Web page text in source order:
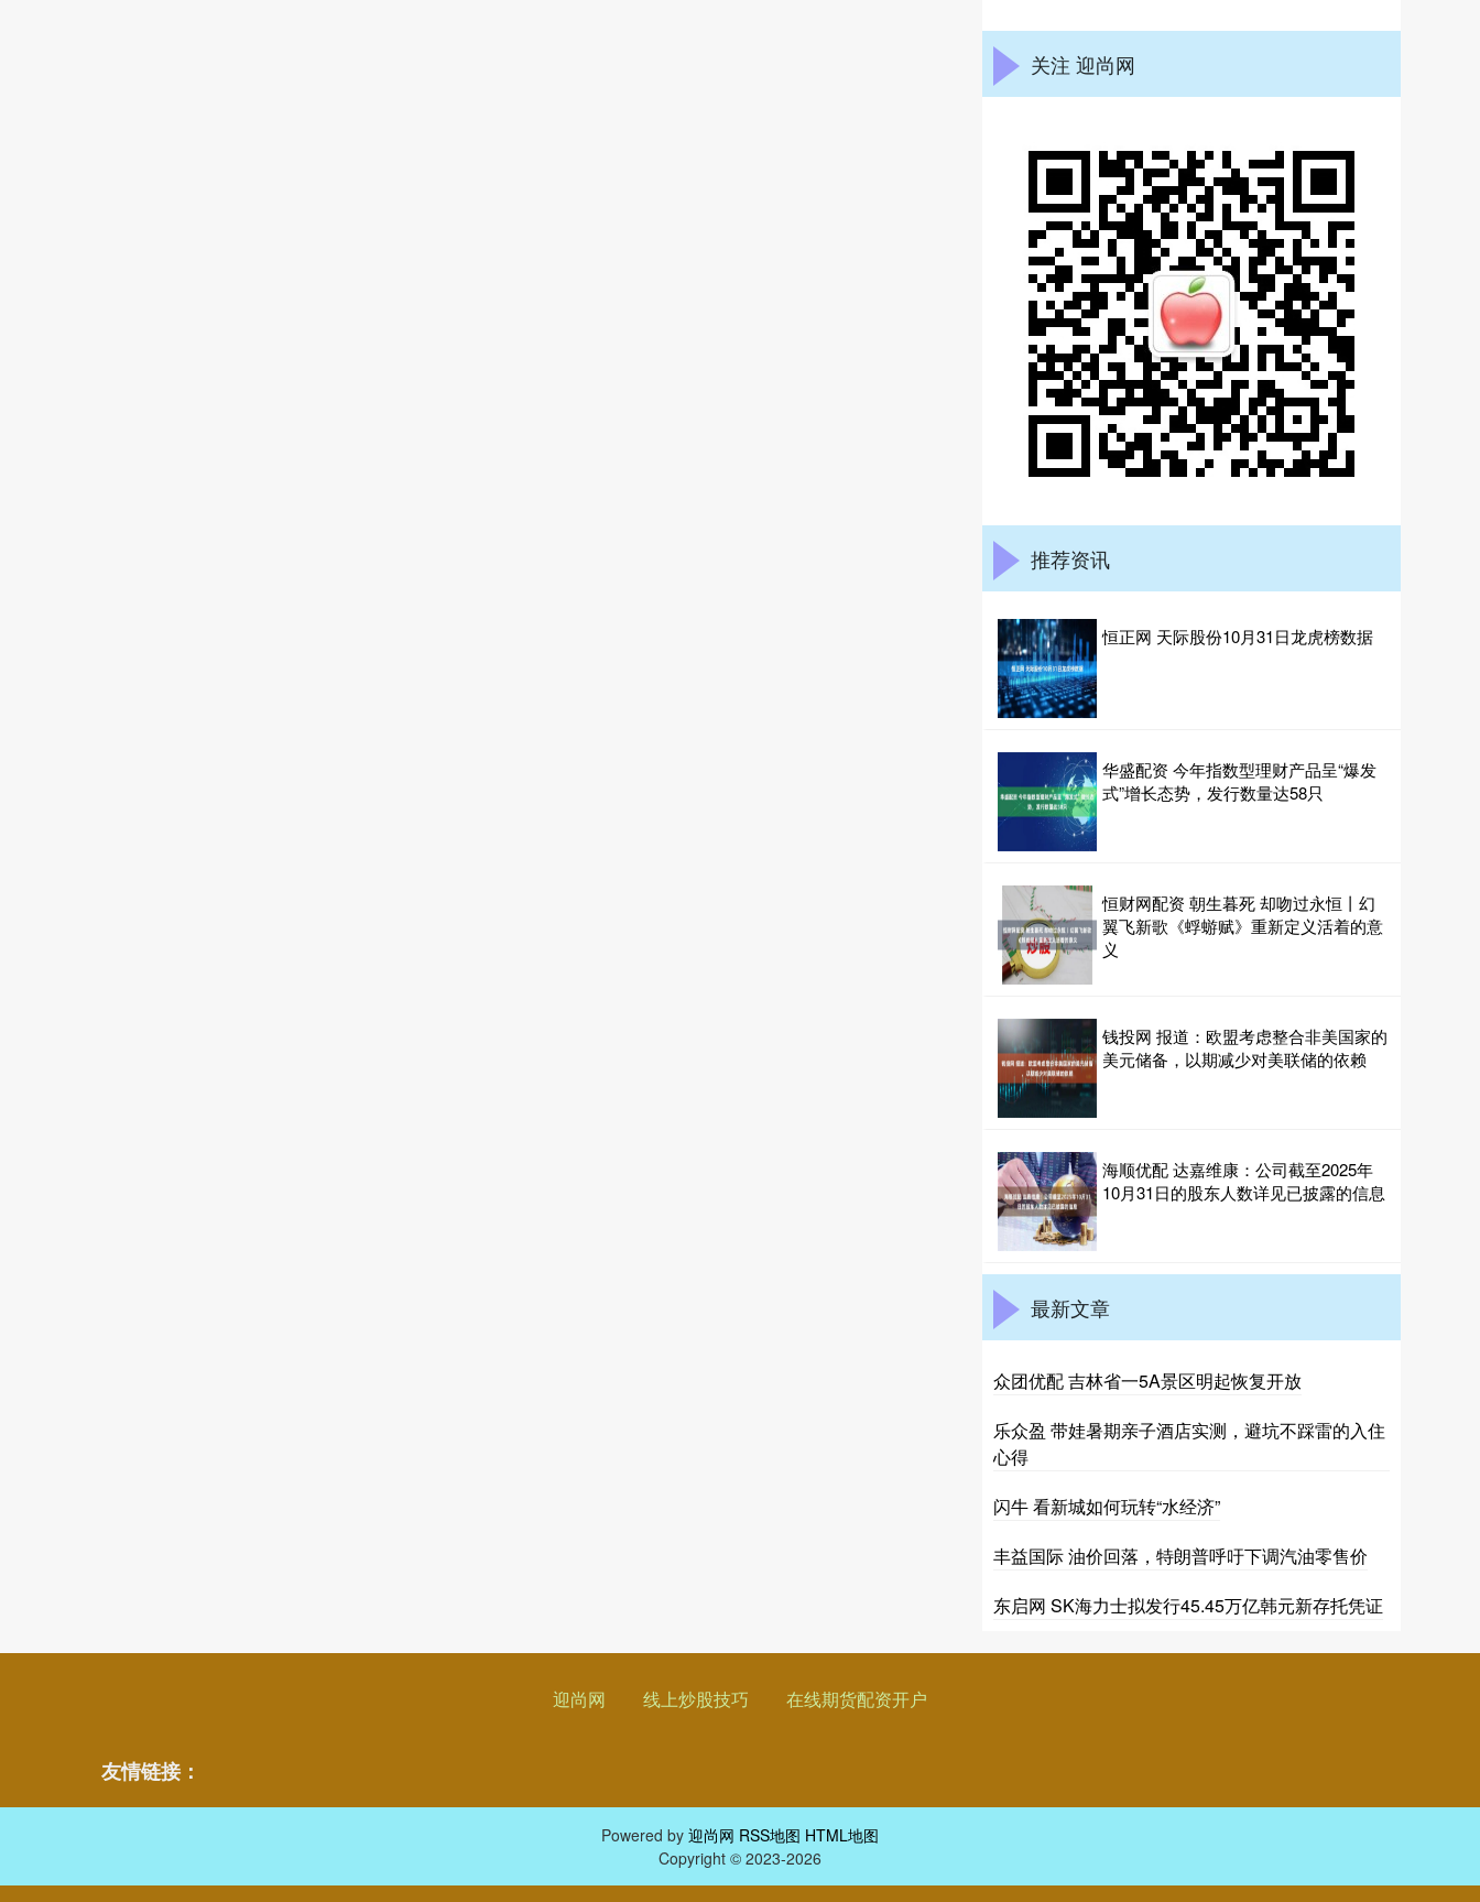
关注 迎尚网
推荐资讯
恒正网 天际股份10月31日龙虎榜数据
华盛配资 今年指数型理财产品呈“爆发
式”增长态势，发行数量达58只
恒财网配资 朝生暮死 却吻过永恒丨幻
翼飞新歌《蜉蝣赋》重新定义活着的意
义
钱投网 报道：欧盟考虑整合非美国家的
美元储备，以期减少对美联储的依赖
海顺优配 达嘉维康：公司截至2025年
10月31日的股东人数详见已披露的信息
最新文章
众团优配 吉林省一5A景区明起恢复开放
乐众盈 带娃暑期亲子酒店实测，避坑不踩雷的入住
心得
闪牛 看新城如何玩转“水经济”
丰益国际 油价回落，特朗普呼吁下调汽油零售价
东启网 SK海力士拟发行45.45万亿韩元新存托凭证
迎尚网 线上炒股技巧 在线期货配资开户
友情链接：
Powered by 迎尚网 RSS地图 HTML地图
Copyright © 2023-2026